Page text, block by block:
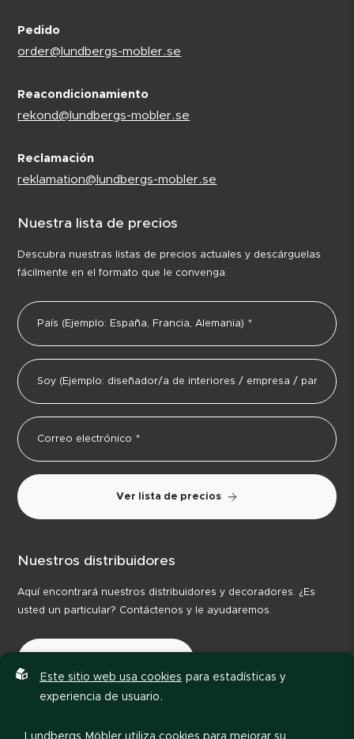
Pedido
order@lundbergs-mobler.se
Reacondicionamiento
rekond@lundbergs-mobler.se
Reclamación
reklamation@lundbergs-mobler.se
Nuestra lista de precios
Descubra nuestras listas de precios actuales y descárguelas
fácilmente en el formato que le convenga.
Ver lista de precios
Nuestros distribuidores
Aquí encontrará nuestros distribuidores y decoradores. ¿Es
usted un particular? Contáctenos y le ayudaremos.
Este sitio web usa cookies para estadísticas y
experiencia de usuario.
Lundbergs Möbler utiliza cookies para mejorar su